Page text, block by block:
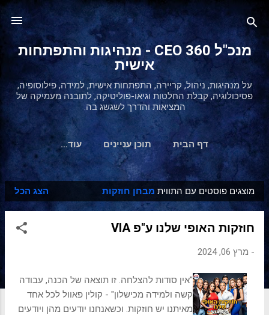
דילוג לתוכן הראשי
מנכ"ל 360 CEO - מנהיגות והתפתחות
אישית
על מנהיגות, ניהול, קריירה, התפתחות אישית, למידה, פילוסופיה,
פסיכולוגיה, קבלת החלטות וגיאו-פוליטיקה, לתובנה מעמיקה של
המציאות והדרך לשגשג בה.
דף הבית תוכן עניינים ‏עוד…
ר
ש
מוצגים פוסטים עם התווית מבחן חוזקות הצג הכל
חוזקות האופי שלנו ע"פ VIA
- מרץ 06, 2024
"אין סודות להצלחה. זו תוצאה של הכנה, עבודה
קשה ולמידה מכישלון" - קולין פאוול לכל אחד
מאיתנו יש חוזקות. וכשאנחנו יודעים מהן ויודעים